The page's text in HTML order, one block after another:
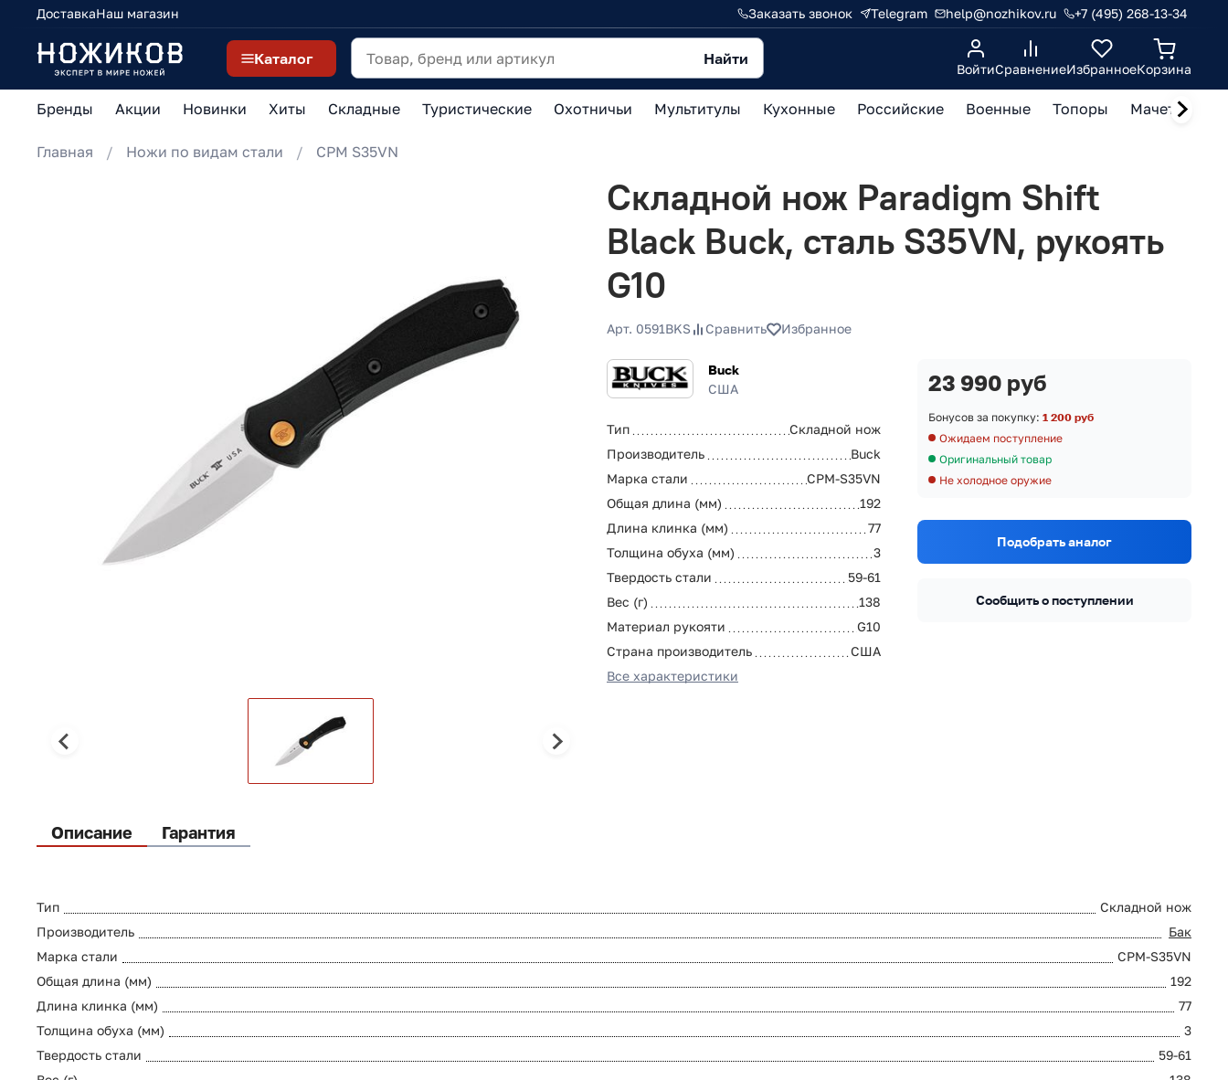
ДоставкаНаш магазин Заказать звонок Telegram help@nozhikov.ru +7 (495) 268-13-34
Каталог Найти
ВойтиСравнениеИзбранноеКорзина
Бренды Акции Новинки Хиты Складные Туристические Охотничьи Мультитулы Кухонные Российские Военные Топоры Мачете,
Главная Ножи по видам стали CPM S35VN
Складной нож Paradigm Shift
Black Buck, сталь S35VN, рукоять
G10
Арт. 0591BKS Сравнить Избранное
Buck
США
Тип
Складной нож
Производитель
Buck
Марка стали
CPM-S35VN
Общая длина (мм)
192
Длина клинка (мм)
77
Толщина обуха (мм)
3
Твердость стали
59-61
Вес (г)
138
Материал рукояти
G10
Страна производитель
США
Все характеристики
23 990 руб
Бонусов за покупку: 1 200 руб
Ожидаем поступление
Оригинальный товар
Не холодное оружие
Подобрать аналог
Сообщить о поступлении
Описание Гарантия
Тип
Складной нож
Производитель
Бак
Марка стали
CPM-S35VN
Общая длина (мм)
192
Длина клинка (мм)
77
Толщина обуха (мм)
3
Твердость стали
59-61